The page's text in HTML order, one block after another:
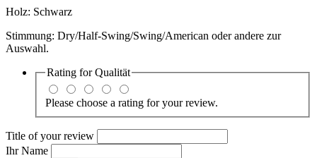
Holz: Schwarz
Stimmung: Dry/Half-Swing/Swing/American oder andere zur
Auswahl.
Rating forQualität
Please choose a rating for your review.
Title of your review
Ihr Name